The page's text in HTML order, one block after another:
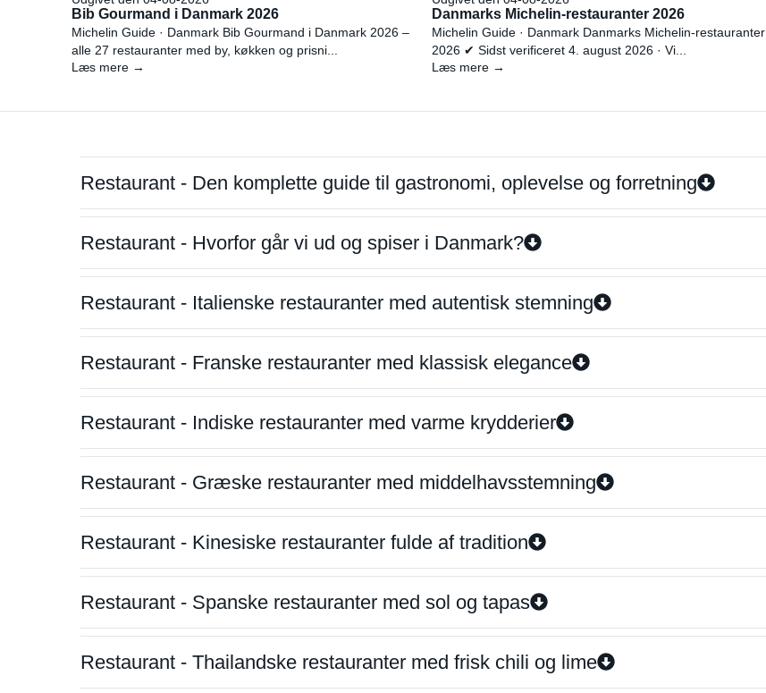
Bib Gourmand i Danmark 2026
Michelin Guide · Danmark Bib Gourmand i Danmark 2026 –
alle 27 restauranter med by, køkken og prisni...
Læs mere →
Danmarks Michelin-restauranter 2026
Michelin Guide · Danmark Danmarks Michelin-restauranter
2026 ✔ Sidst verificeret 4. august 2026 · Vi...
Læs mere →
Restaurant - Den komplette guide til gastronomi, oplevelse og forretning
Restaurant - Hvorfor går vi ud og spiser i Danmark?
Restaurant - Italienske restauranter med autentisk stemning
Restaurant - Franske restauranter med klassisk elegance
Restaurant - Indiske restauranter med varme krydderier
Restaurant - Græske restauranter med middelhavsstemning
Restaurant - Kinesiske restauranter fulde af tradition
Restaurant - Spanske restauranter med sol og tapas
Restaurant - Thailandske restauranter med frisk chili og lime